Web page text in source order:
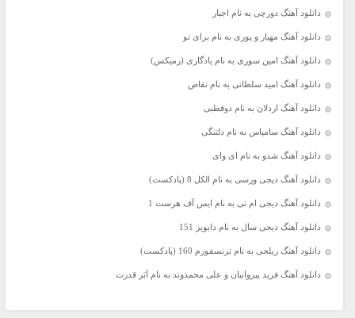
دانلود آهنگ دورچی به نام اجبار
دانلود آهنگ مهیار و پوری به نام برای تو
دانلود آهنگ امین سوری به نام یادگاری (رمیکس)
دانلود آهنگ امید سلطانی به نام تقاص
دانلود آهنگ اردلان به نام دوقطبی
دانلود آهنگ سامیاس به نام دلتنگی
دانلود آهنگ شدو به نام ای وای
دانلود آهنگ دیجی ورسی به نام الکل 8 (پادکست)
دانلود آهنگ دیجی ام تی به نام ایس آف هرست 1
دانلود آهنگ دیجی سال به نام دابویز 151
دانلود آهنگ ریلجی به نام ترنسفورم 160 (پادکست)
دانلود آهنگ فرید پیروانیان و علی محمدوند به نام اَبَر قدرت